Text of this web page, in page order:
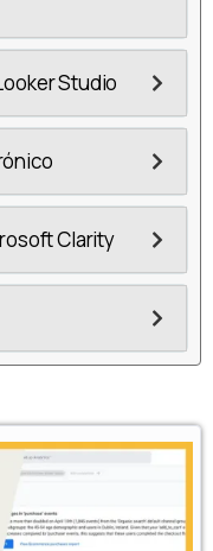
Studio
Clarity